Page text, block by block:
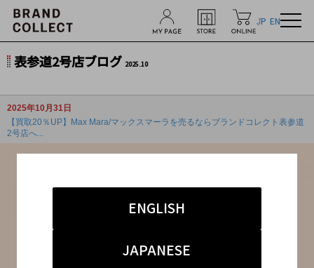
JP EN
ENGLISH
JAPANESE
表参道2号店ブログ 2025.10
2025年10月31日
【買取20％UP】Max Mara/マックスマーラを売るならブランドコレクト表参道
2号店へ...